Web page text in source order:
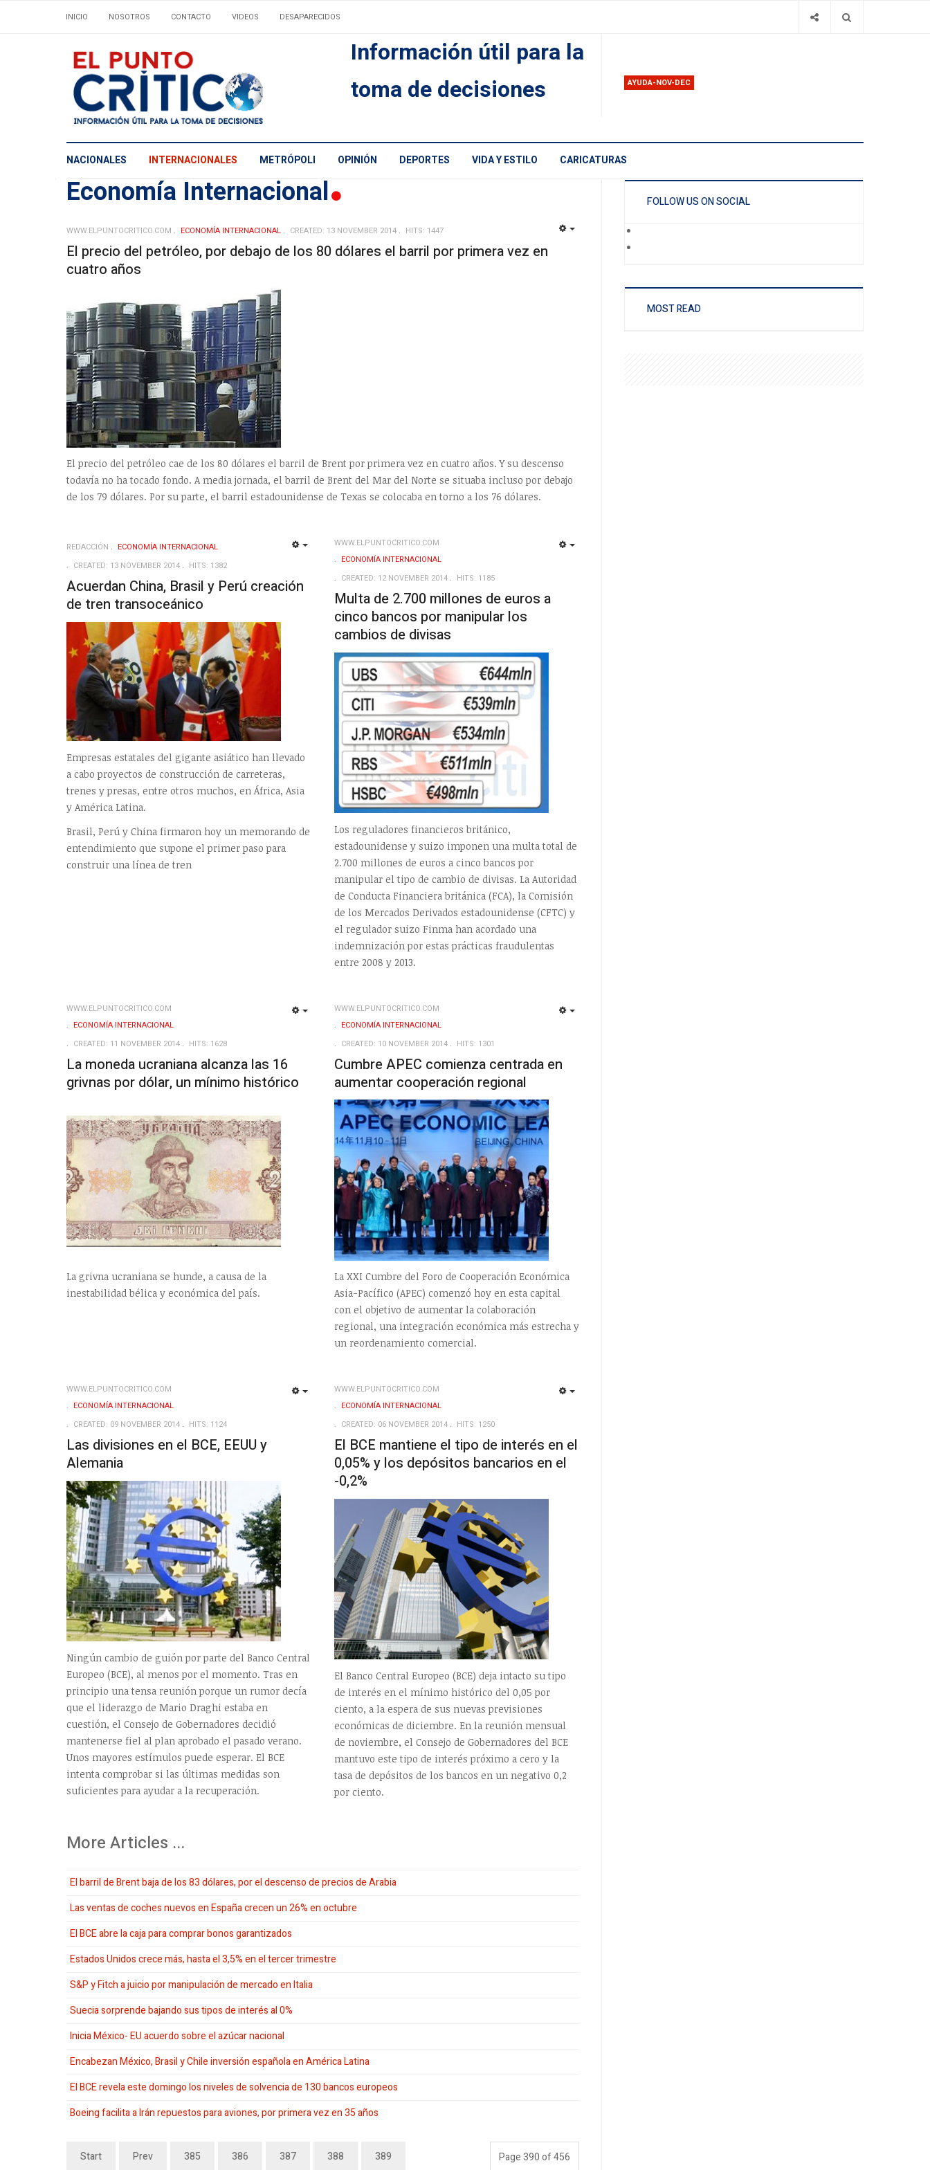
INICIO NOSOTROS CONTACTO VIDEOS DESAPARECIDOS
Información útil para la
toma de decisiones
AYUDA-NOV-DEC
NACIONALES INTERNACIONALES METRÓPOLI OPINIÓN DEPORTES VIDA Y ESTILO CARICATURAS
Economía Internacional
WWW.ELPUNTOCRITICO.COM ECONOMÍA INTERNACIONAL CREATED: 13 NOVEMBER 2014 HITS: 1447
El precio del petróleo, por debajo de los 80 dólares el barril por primera vez en
cuatro años
El precio del petróleo cae de los 80 dólares el barril de Brent por primera vez en cuatro años. Y su descenso
todavía no ha tocado fondo. A media jornada, el barril de Brent del Mar del Norte se situaba incluso por debajo
de los 79 dólares. Por su parte, el barril estadounidense de Texas se colocaba en torno a los 76 dólares.
REDACCIÓN
ECONOMÍA INTERNACIONAL
CREATED: 13 NOVEMBER 2014
HITS: 1382
Acuerdan China, Brasil y Perú creación
de tren transoceánico
Empresas estatales del gigante asiático han llevado
a cabo proyectos de construcción de carreteras,
trenes y presas, entre otros muchos, en África, Asia
y América Latina.
Brasil, Perú y China firmaron hoy un memorando de
entendimiento que supone el primer paso para
construir una línea de tren
WWW.ELPUNTOCRITICO.COM
ECONOMÍA INTERNACIONAL
CREATED: 12 NOVEMBER 2014
HITS: 1185
Multa de 2.700 millones de euros a
cinco bancos por manipular los
cambios de divisas
Los reguladores financieros británico,
estadounidense y suizo imponen una multa total de
2.700 millones de euros a cinco bancos por
manipular el tipo de cambio de divisas. La Autoridad
de Conducta Financiera británica (FCA), la Comisión
de los Mercados Derivados estadounidense (CFTC) y
el regulador suizo Finma han acordado una
indemnización por estas prácticas fraudulentas
entre 2008 y 2013.
WWW.ELPUNTOCRITICO.COM
ECONOMÍA INTERNACIONAL
CREATED: 11 NOVEMBER 2014
HITS: 1628
La moneda ucraniana alcanza las 16
grivnas por dólar, un mínimo histórico
La grivna ucraniana se hunde, a causa de la
inestabilidad bélica y económica del país.
WWW.ELPUNTOCRITICO.COM
ECONOMÍA INTERNACIONAL
CREATED: 10 NOVEMBER 2014
HITS: 1301
Cumbre APEC comienza centrada en
aumentar cooperación regional
La XXI Cumbre del Foro de Cooperación Económica
Asia-Pacífico (APEC) comenzó hoy en esta capital
con el objetivo de aumentar la colaboración
regional, una integración económica más estrecha y
un reordenamiento comercial.
WWW.ELPUNTOCRITICO.COM
ECONOMÍA INTERNACIONAL
CREATED: 09 NOVEMBER 2014
HITS: 1124
Las divisiones en el BCE, EEUU y
Alemania
Ningún cambio de guión por parte del Banco Central
Europeo (BCE), al menos por el momento. Tras en
principio una tensa reunión porque un rumor decía
que el liderazgo de Mario Draghi estaba en
cuestión, el Consejo de Gobernadores decidió
mantenerse fiel al plan aprobado el pasado verano.
Unos mayores estímulos puede esperar. El BCE
intenta comprobar si las últimas medidas son
suficientes para ayudar a la recuperación.
WWW.ELPUNTOCRITICO.COM
ECONOMÍA INTERNACIONAL
CREATED: 06 NOVEMBER 2014
HITS: 1250
El BCE mantiene el tipo de interés en el
0,05% y los depósitos bancarios en el
-0,2%
El Banco Central Europeo (BCE) deja intacto su tipo
de interés en el mínimo histórico del 0,05 por
ciento, a la espera de sus nuevas previsiones
económicas de diciembre. En la reunión mensual
de noviembre, el Consejo de Gobernadores del BCE
mantuvo este tipo de interés próximo a cero y la
tasa de depósitos de los bancos en un negativo 0,2
por ciento.
More Articles ...
El barril de Brent baja de los 83 dólares, por el descenso de precios de Arabia
Las ventas de coches nuevos en España crecen un 26% en octubre
El BCE abre la caja para comprar bonos garantizados
Estados Unidos crece más, hasta el 3,5% en el tercer trimestre
S&P y Fitch a juicio por manipulación de mercado en Italia
Suecia sorprende bajando sus tipos de interés al 0%
Inicia México- EU acuerdo sobre el azúcar nacional
Encabezan México, Brasil y Chile inversión española en América Latina
El BCE revela este domingo los niveles de solvencia de 130 bancos europeos
Boeing facilita a Irán repuestos para aviones, por primera vez en 35 años
Page 390 of 456
Start Prev 385 386 387 388 389
FOLLOW US ON SOCIAL
MOST READ